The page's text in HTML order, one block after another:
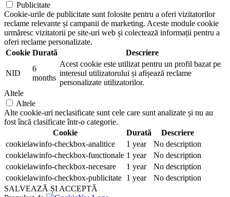
Publicitate
Cookie-urile de publicitate sunt folosite pentru a oferi vizitatorilor
reclame relevante și campanii de marketing. Aceste module cookie
urmăresc vizitatorii pe site-uri web și colectează informații pentru a
oferi reclame personalizate.
Cookie Durată Descriere
NID
6
months
Acest cookie este utilizat pentru un profil bazat pe
interesul utilizatorului și afișează reclame
personalizate utilizatorilor.
Altele
Altele
Alte cookie-uri neclasificate sunt cele care sunt analizate și nu au
fost încă clasificate într-o categorie.
Cookie
Durată
Descriere
cookielawinfo-checkbox-analitice
1 year
No description
cookielawinfo-checkbox-functionale 1 year
No description
cookielawinfo-checkbox-necesare
1 year
No description
cookielawinfo-checkbox-publicitate 1 year
No description
SALVEAZĂ ȘI ACCEPTĂ